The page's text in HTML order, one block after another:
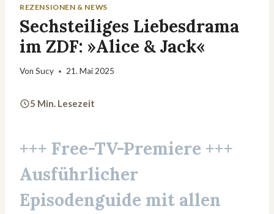
REZENSIONEN & NEWS
Sechsteiliges Liebesdrama
im ZDF: »Alice & Jack«
Von Sucy 21. Mai 2025
5 Min. Lesezeit
+++ Free-TV-Premiere +++
Ausführlicher
Episodenguide mit allen